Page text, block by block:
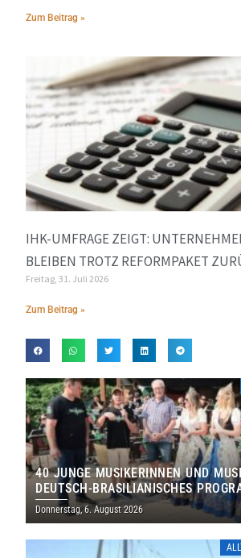
Zum Beitrag »
IHK-UMFRAGE ZEIGT:
BLEIBEN TROTZ REFORMPAKET
Freitag, 31. Juli 2026
Zum Beitrag »
40 JUNGE MUSIKERINNEN UND
DEUTSCH-BRASILIANISCHES
THOLEY
Donnerstag, 6. August 2026